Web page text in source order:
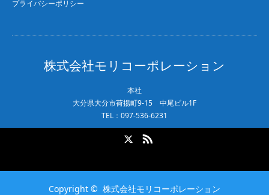
プライバシーポリシー
株式会社モリコーポレーション
本社
大分県大分市荷揚町9-15 中尾ビル1F
TEL：097-536-6231
X RSS
Copyright © 株式会社モリコーポレーション